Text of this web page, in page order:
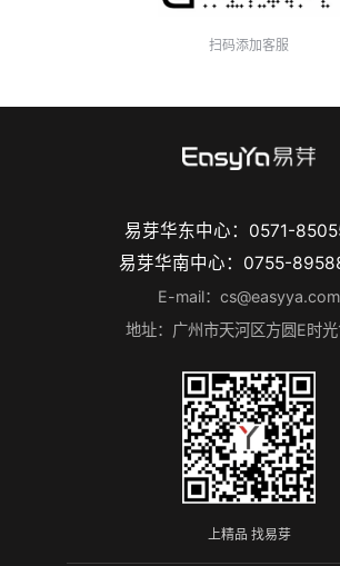
扫码添加客服
易芽华东中心：0571-
易芽华南中心：0755-
E-mail：cs@easyya.com
地址：广州市天河区方圆E时
上精品 找易芽